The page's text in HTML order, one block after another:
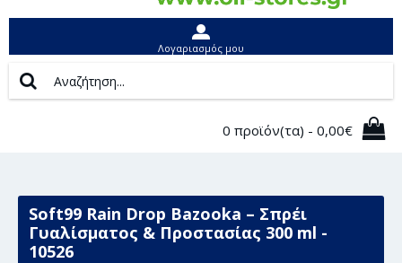
Λογαριασμός μου
0 προϊόν(τα) - 0,00€
Soft99 Rain Drop Bazooka – Σπρέι
Γυαλίσματος & Προστασίας 300 ml -
10526